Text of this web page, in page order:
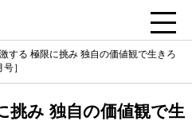
する 極限に挑み 独自の価値観で生きろ
］
挑み 独自の価値観で生